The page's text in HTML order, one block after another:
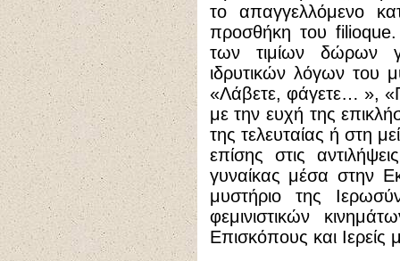
το απαγγελλόμενο
προσθήκη του
των τιμίων δώρων
ιδρυτικών λόγων του
«Λάβετε, φάγετε… »,
με την ευχή της
της τελευταίας ή στη
επίσης στις
γυναίκας μέσα στην
μυστήριο της
φεμινιστικών
Επισκόπους και Ιερείς